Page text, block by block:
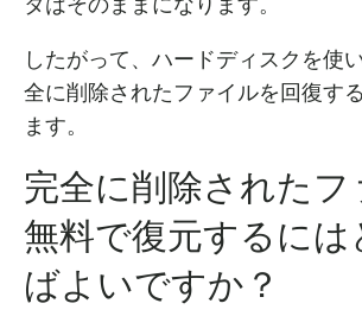
したがって、ハードディスクを使
全に削除されたファイルを回復す
ます。
完全に削除されたフ
無料で復元するには
ばよいですか？